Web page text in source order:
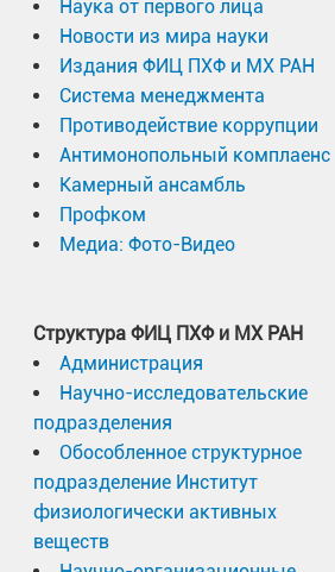
Наука от первого лица
Новости из мира науки
Издания ФИЦ ПХФ и МХ РАН
Система менеджмента
Противодействие коррупции
Антимонопольный комплаенс
Камерный ансамбль
Профком
Медиа: Фото-Видео
Структура ФИЦ ПХФ и МХ РАН
Администрация
Научно-исследовательские
подразделения
Обособленное структурное
подразделение Институт
физиологически активных
веществ